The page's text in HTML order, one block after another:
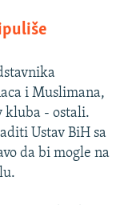
i Muslimana,
kluba - ostali.
Ustav BiH sa
da bi mogle na